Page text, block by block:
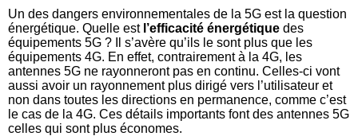
Un des dangers environnementales de la 5G est la question
énergétique. Quelle est l’efficacité énergétique des
équipements 5G ? Il s’avère qu’ils le sont plus que les
équipements 4G. En effet, contrairement à la 4G, les
antennes 5G ne rayonneront pas en continu. Celles-ci vont
aussi avoir un rayonnement plus dirigé vers l’utilisateur et
non dans toutes les directions en permanence, comme c’est
le cas de la 4G. Ces détails importants font des antennes 5G
celles qui sont plus économes.